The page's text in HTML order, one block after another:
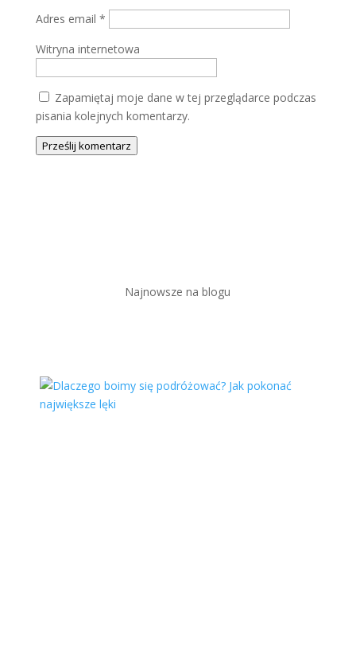
Adres email *
Witryna internetowa
Zapamiętaj moje dane w tej przeglądarce podczas
pisania kolejnych komentarzy.
Prześlij komentarz
Najnowsze na blogu